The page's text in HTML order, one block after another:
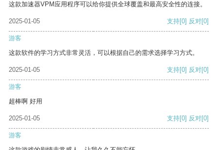
这款加速器VPM应用程序可以给你提供全球覆盖和最高安全性的连接。
2025-01-05 支持[0] 反对[0]
游客
这款软件的学习方式非常灵活，可以根据自己的需求选择学习方式。
2025-01-05 支持[0] 反对[0]
游客
超棒啊 好用
2025-01-05 支持[0] 反对[0]
游客